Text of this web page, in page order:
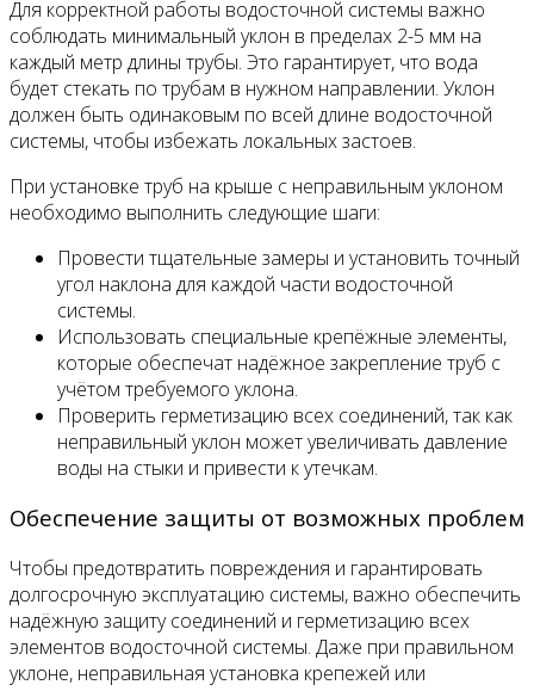
Для корректной работы водосточной системы важно
соблюдать минимальный уклон в пределах 2-5 мм на
каждый метр длины трубы. Это гарантирует, что вода
будет стекать по трубам в нужном направлении. Уклон
должен быть одинаковым по всей длине водосточной
системы, чтобы избежать локальных застоев.
При установке труб на крыше с неправильным уклоном
необходимо выполнить следующие шаги:
Провести тщательные замеры и установить точный
угол наклона для каждой части водосточной
системы.
Использовать специальные крепёжные элементы,
которые обеспечат надёжное закрепление труб с
учётом требуемого уклона.
Проверить герметизацию всех соединений, так как
неправильный уклон может увеличивать давление
воды на стыки и привести к утечкам.
Обеспечение защиты от возможных проблем
Чтобы предотвратить повреждения и гарантировать
долгосрочную эксплуатацию системы, важно обеспечить
надёжную защиту соединений и герметизацию всех
элементов водосточной системы. Даже при правильном
уклоне, неправильная установка крепежей или